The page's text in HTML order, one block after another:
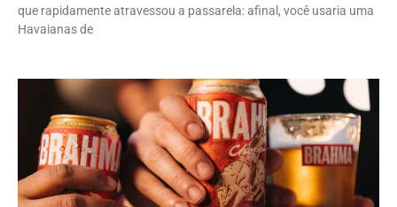
que rapidamente atravessou a passarela: afinal, você usaria uma
Havaianas de